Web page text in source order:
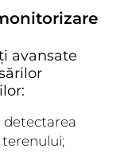
avansate
detectarea